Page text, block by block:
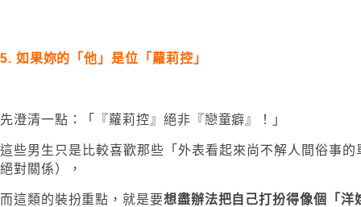
5. 如果妳的「他」是位「蘿莉控」
先澄清一點：「『蘿莉控』絕非『戀童癖』！」
這些男生只是比較喜歡那些「外表看起來尚不解人間俗事
絕對關係），
而這類的裝扮重點，就是要想盡辦法把自己打扮得像個「洋